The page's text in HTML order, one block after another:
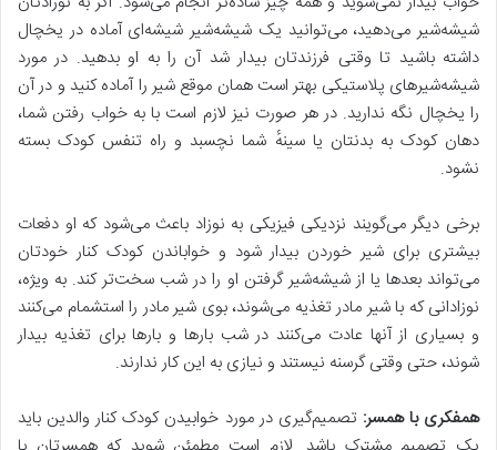
شیشه‌شیر می‌دهید، می‌توانید یک شیشه‌‌شیر شیشه‌ای آماده در یخچال
داشته باشید تا وقتی فرزندتان بیدار شد آن را به او بدهید. در مورد
شیشه‌شیرهای پلاستیکی بهتر است همان موقع شیر را آماده کنید و در آن
را یخچال نگه ندارید. در هر صورت نیز لازم است با به خواب رفتن شما،
دهان کودک به بدنتان یا سینهٔ شما نچسبد و راه تنفس کودک بسته
نشود.
برخی دیگر می‌گویند نزدیکی فیزیکی به نوزاد باعث می‌شود که او دفعات
بیشتری برای شیر خوردن بیدار شود و خواباندن کودک کنار خودتان
می‌تواند بعدها یا از شیشه‌شیر گرفتن او را در شب سخت‌تر کند. به ویژه،
نوزادانی که با شیر مادر تغذیه می‌شوند، بوی شیر مادر را استشمام می‌کنند
و بسیاری از آنها عادت می‌کنند در شب بارها و بارها برای تغذیه بیدار
شوند، حتی وقتی گرسنه نیستند و نیازی به این کار ندارند.
همفکری با همسر: تصمیم‌گیری در مورد خوابیدن کودک کنار والدین باید